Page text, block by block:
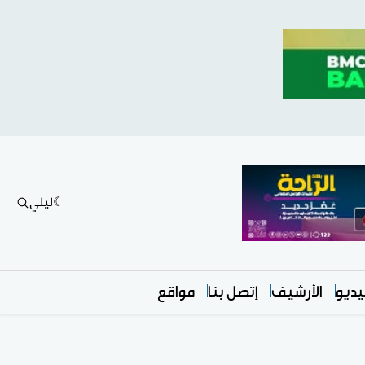
ليلي
الأرشيف إتصل بنا مواقع